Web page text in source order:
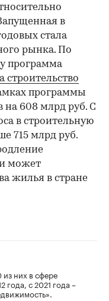
в
стала
рынка. По
программа
строительство
программы
на 608 млрд руб. С
в строительную
715 млрд руб.
может
жилья в стране
из них в сфере
года, с 2021 года –